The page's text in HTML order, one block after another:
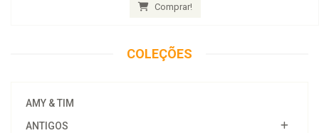
Comprar!
COLEÇÕES
AMY & TIM
ANTIGOS